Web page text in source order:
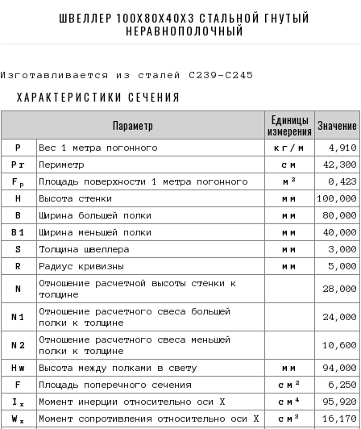
ШВЕЛЛЕР 100Х80Х40Х3 СТАЛЬНОЙ ГНУТЫЙ
НЕРАВНОПОЛОЧНЫЙ
Изготавливается из сталей С239-С245
ХАРАКТЕРИСТИКИ СЕЧЕНИЯ
Параметр
Единицы
измерения Значение
P Вес 1 метра погонного кг/м
4,910
Pr
Периметр см
42,300
F p Площадь поверхности 1 метра погонного м 2
0,423
H
Высота стенки мм
100,000
B
Ширина большей полки мм
80,000
B1
Ширина меньшей полки мм
40,000
S
Толщина швеллера мм
3,000
R
Радиус кривизны мм 5,000
N
Отношение расчетной высоты стенки к
толщине
28,000
N1
Отношение расчетного свеса большей
полки к толщине
24,000
N2
Отношение расчетного свеса меньшей
полки к толщине
10,600
Hw Высота между полками в свету мм
94,000
F
Площадь поперечного сечения см 2
6,250
I x Момент инерции относительно оси X см 4
95,920
W x Момент сопротивления относительно оси X см 3
16,170